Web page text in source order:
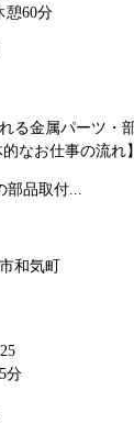
憩60分
る金属パーツ・
なお仕事の流れ
部品取付...
和気町
分